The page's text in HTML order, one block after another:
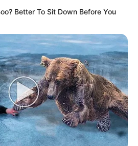
Better To Sit Down Before You